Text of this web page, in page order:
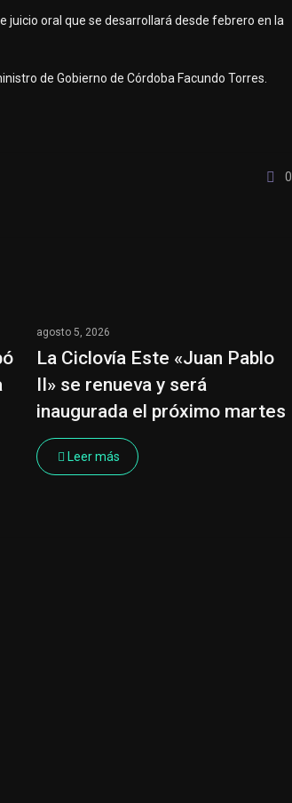
juicio oral que se desarrollará desde febrero en la
de Gobierno de Córdoba Facundo Torres.
0
agosto 5, 2026
La Ciclovía Este «Juan Pablo
II» se renueva y será
inaugurada el próximo martes
Leer más